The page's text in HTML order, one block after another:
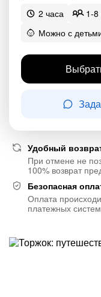
2 часа 1-8
Можно с
Удобный
При отмене не
100% возврат
Безопасная
Оплата
платежных